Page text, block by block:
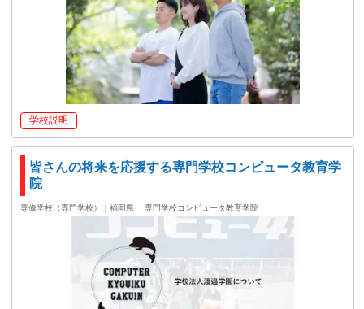
学校説明
皆さんの将来を応援する専門学校コンピュータ教育学
院
専修学校（専門学校）｜福岡県 専門学校コンピュータ教育学院